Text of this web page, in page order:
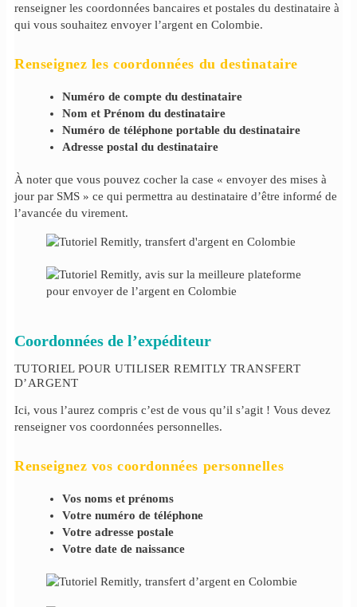
renseigner les coordonnées bancaires et postales du destinataire à
qui vous souhaitez envoyer l’argent en Colombie.
Renseignez les coordonnées du destinataire
Numéro de compte du destinataire
Nom et Prénom du destinataire
Numéro de téléphone portable du destinataire
Adresse postal du destinataire
À noter que vous pouvez cocher la case « envoyer des mises à
jour par SMS » ce qui permettra au destinataire d’être informé de
l’avancée du virement.
Coordonnées de l’expéditeur
TUTORIEL POUR UTILISER REMITLY TRANSFERT
D’ARGENT
Ici, vous l’aurez compris c’est de vous qu’il s’agit ! Vous devez
renseigner vos coordonnées personnelles.
Renseignez vos coordonnées personnelles
Vos noms et prénoms
Votre numéro de téléphone
Votre adresse postale
Votre date de naissance